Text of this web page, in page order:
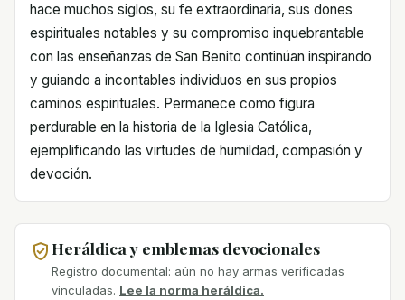
hace muchos siglos, su fe extraordinaria, sus dones
espirituales notables y su compromiso inquebrantable
con las enseñanzas de San Benito continúan inspirando
y guiando a incontables individuos en sus propios
caminos espirituales. Permanece como figura
perdurable en la historia de la Iglesia Católica,
ejemplificando las virtudes de humildad, compasión y
devoción.
Heráldica y emblemas devocionales
Registro documental: aún no hay armas verificadas
vinculadas. Lee la norma heráldica.